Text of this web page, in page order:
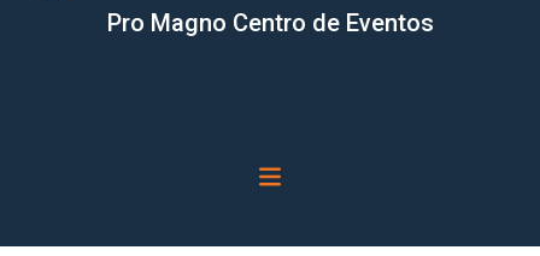
Pro Magno Centro de Eventos